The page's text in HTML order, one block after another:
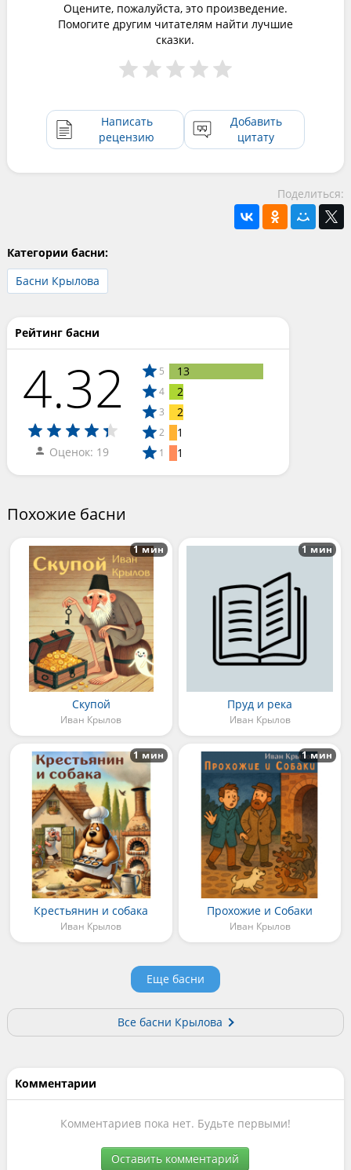
Оцените, пожалуйста, это произведение.
Помогите другим читателям найти лучшие
сказки.
Написать
рецензию
Добавить
цитату
Поделиться:
Категории басни:
Басни Крылова
Рейтинг басни
4.32
Оценок: 19
5 13
4 2
3 2
2 1
1 1
Похожие басни
Скупой
Иван Крылов
1 мин
Пруд и река
Иван Крылов
1 мин
Крестьянин и собака
Иван Крылов
1 мин
Прохожие и Собаки
Иван Крылов
1 мин
Еще басни
Все басни Крылова
Комментарии
Комментариев пока нет. Будьте первыми!
Оставить комментарий